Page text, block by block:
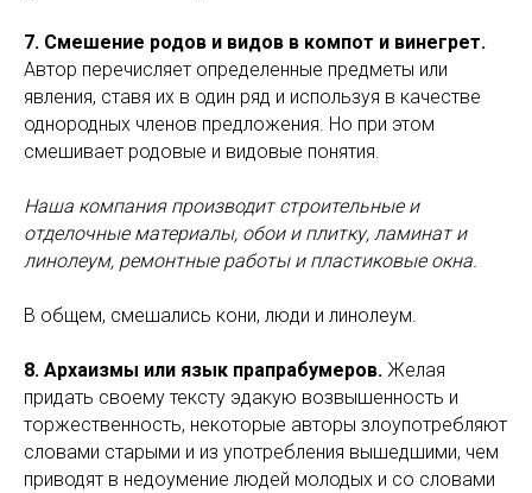
7. Смешение родов и видов в компот и винегрет.
Автор перечисляет определенные предметы или
явления, ставя их в один ряд и используя в качестве
однородных членов предложения. Но при этом
смешивает родовые и видовые понятия.
Наша компания производит строительные и
отделочные материалы, обои и плитку, ламинат и
линолеум, ремонтные работы и пластиковые окна.
В общем, смешались кони, люди и линолеум.
8. Архаизмы или язык прапрабумеров. Желая
придать своему тексту эдакую возвышенность и
торжественность, некоторые авторы злоупотребляют
словами старыми и из употребления вышедшими, чем
приводят в недоумение людей молодых и со словами